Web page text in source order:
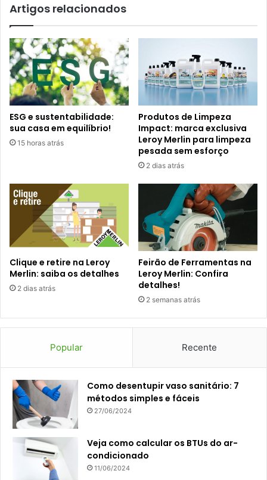
Artigos relacionados
ESG e sustentabilidade:
sua casa em equilíbrio!
15 horas atrás
Produtos de Limpeza
Impact: marca exclusiva
Leroy Merlin para limpeza
pesada sem esforço
2 dias atrás
Clique e retire na Leroy
Merlin: saiba os detalhes
2 dias atrás
Feirão de Ferramentas na
Leroy Merlin: Confira
detalhes!
2 semanas atrás
Popular Recente
Como desentupir vaso sanitário: 7
métodos simples e fáceis
27/06/2024
Veja como calcular os BTUs do ar-
condicionado
11/06/2024